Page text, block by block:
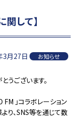
して】
3月27日 お知らせ
うございます。
」コラボレーション
り、SNS等を通じて数